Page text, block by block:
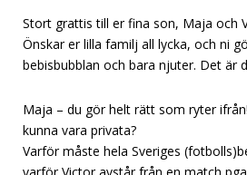
Stort grattis till er fina son, Maja och
Önskar er lilla familj all lycka, och ni
bebisbubblan och bara njuter. Det är
Maja – du gör helt rätt som ryter
kunna vara privata?
Varför måste hela Sveriges
varför Victor avstår från en match